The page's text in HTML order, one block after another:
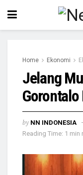
Home Ekonomi
Jelang
by NN INDONESIA
Reading Time: 1 min